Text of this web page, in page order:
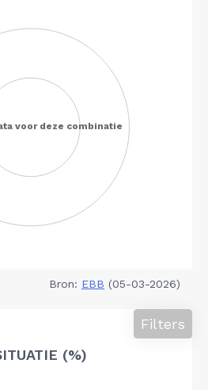
Bron: EBB (05-03-2026)
(%)
Filters